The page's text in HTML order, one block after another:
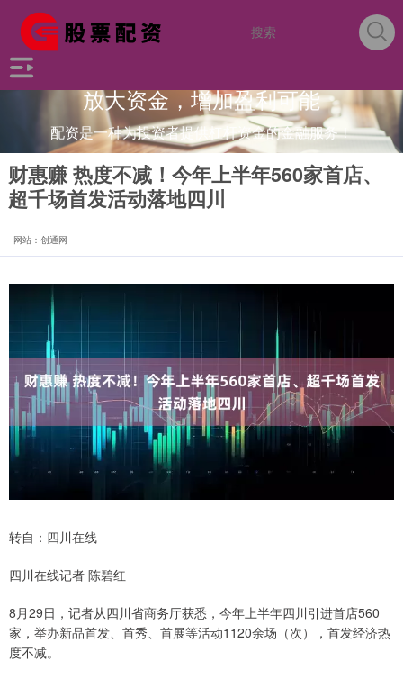
放大资金，增加盈利可能
配资是一种为投资者提供杠杆资金的金融服务！
财惠赚 热度不减！今年上半年560家首店、
超千场首发活动落地四川
网站：创通网
转自：四川在线
四川在线记者 陈碧红
8月29日，记者从四川省商务厅获悉，今年上半年四川引进首店560
家，举办新品首发、首秀、首展等活动1120余场（次），首发经济热
度不减。